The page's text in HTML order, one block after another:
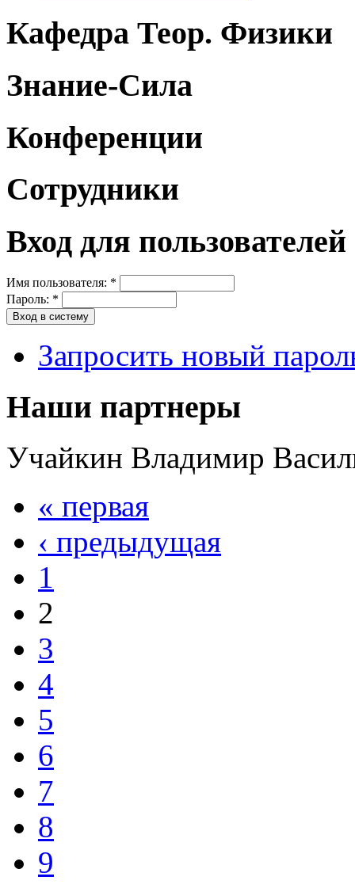
Кафедра Теор. Физики
Знание-Сила
Конференции
Сотрудники
Вход для пользователей
Имя пользователя: *
Пароль: *
Запросить новый
Наши партнеры
Учайкин Владимир
« первая
‹ предыдущая
1
2
3
4
5
6
7
8
9